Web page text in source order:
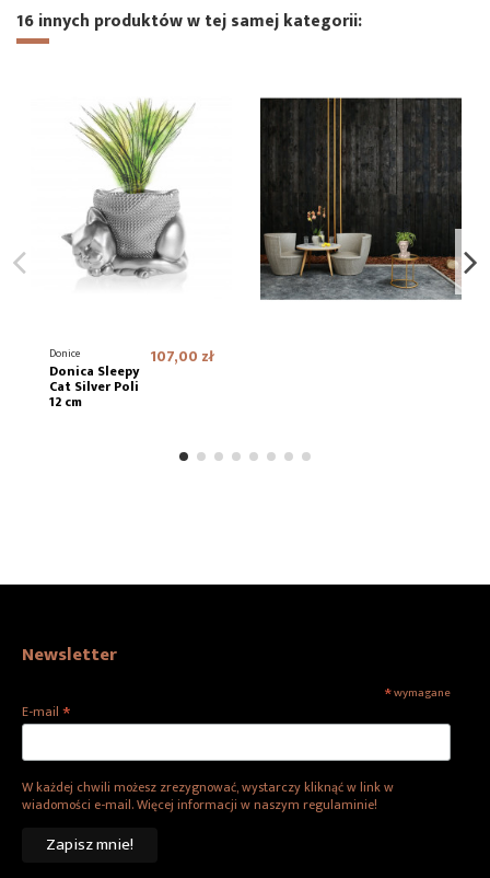
16 innych produktów w tej samej kategorii:
Donice
Donica Sleepy
Cat Silver Poli
12 cm
107,00 zł
Newsletter
*wymagane
E-mail *
W każdej chwili możesz zrezygnować, wystarczy kliknąć w link w
wiadomości e-mail. Więcej informacji w naszym regulaminie!